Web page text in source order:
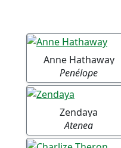
Anne Hathaway
Penélope
Zendaya
Atenea